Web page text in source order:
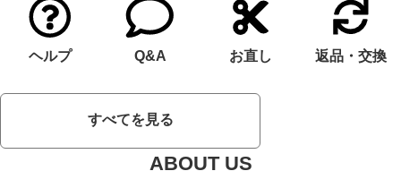
ヘルプ Q&A お直し 返品・交換
すべてを見る